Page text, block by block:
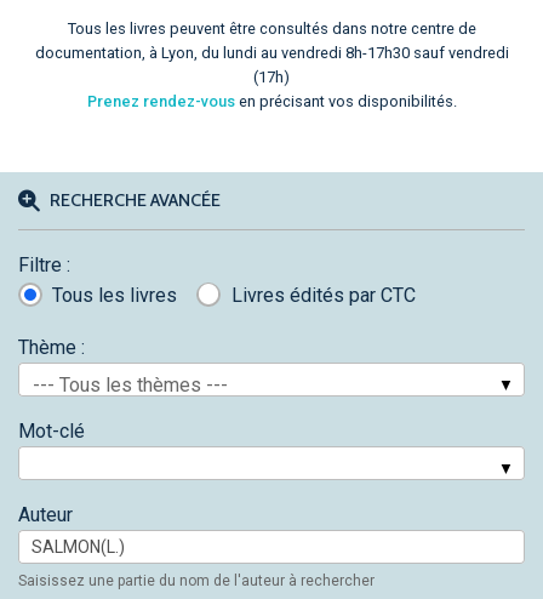
Tous les livres peuvent être consultés dans notre centre de
documentation, à Lyon, du lundi au vendredi 8h-17h30 sauf vendredi
(17h)
Prenez rendez-vousen précisant vos disponibilités.
RECHERCHE AVANCÉE
Filtre :
Tous les livres
Livres édités par CTC
Thème :
--- Tous les thèmes ---
Mot-clé
Auteur
Saisissez une partie du nom de l'auteur à rechercher